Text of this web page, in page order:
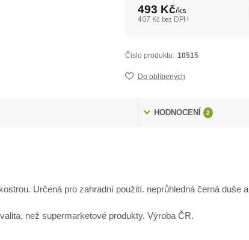
493 Kč/ks
407 Kč bez DPH
Číslo produktu: 10515
Do oblíbených
HODNOCENÍ 2
Určená pro zahradní použití. neprůhledná černá duše
než supermarketové produkty. Výroba ČR.